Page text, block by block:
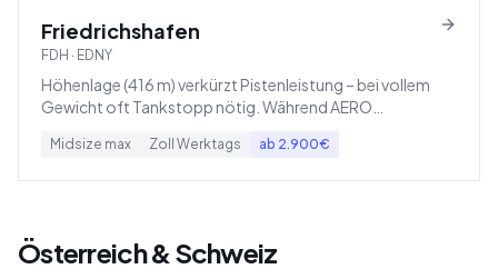
Friedrichshafen
FDH · EDNY
Höhenlage (416 m) verkürzt Pistenleistung – bei vollem
Gewicht oft Tankstopp nötig. Während AERO
Midsize max Zoll Werktags ab 2.900€
Österreich & Schweiz